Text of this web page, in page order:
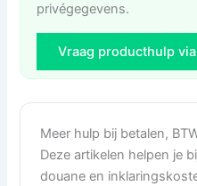
privégegevens.
Vraag producthulp
Meer hulp bij betalen,
Deze artikelen helpen je
douane en